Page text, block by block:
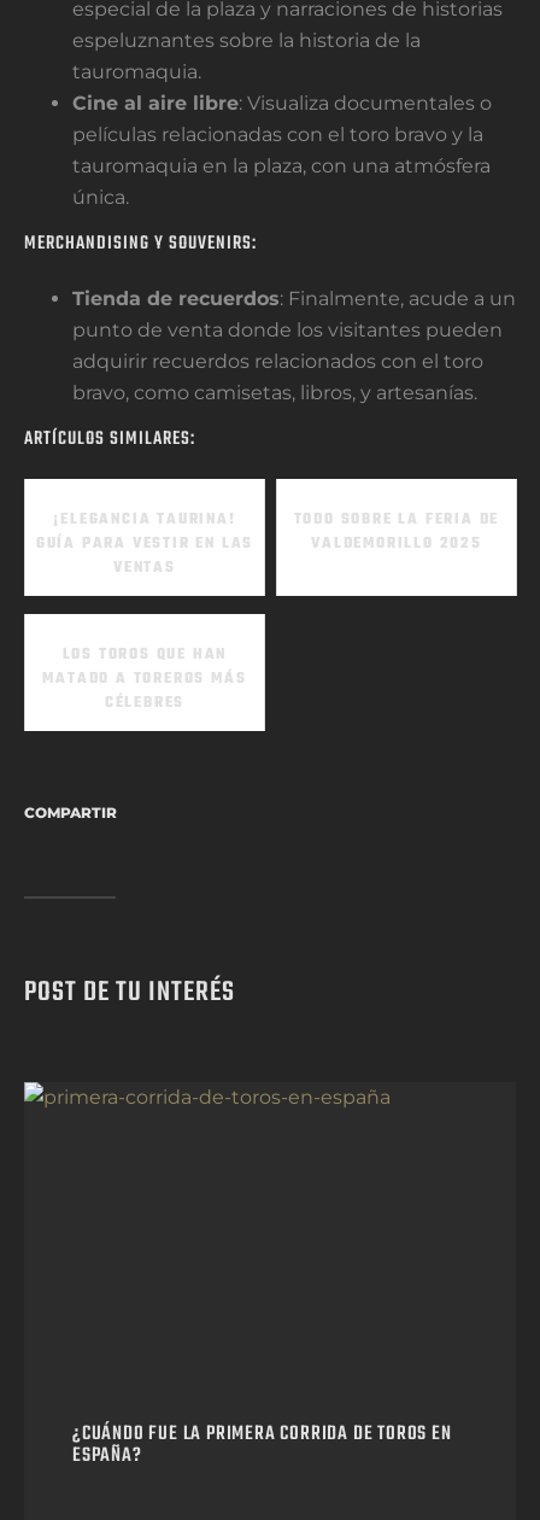
especial de la plaza y narraciones de historias
espeluznantes sobre la historia de la
tauromaquia.
Cine al aire libre: Visualiza documentales o
películas relacionadas con el toro bravo y la
tauromaquia en la plaza, con una atmósfera
única.
MERCHANDISING Y SOUVENIRS:
Tienda de recuerdos: Finalmente, acude a un
punto de venta donde los visitantes pueden
adquirir recuerdos relacionados con el toro
bravo, como camisetas, libros, y artesanías.
ARTÍCULOS SIMILARES:
¡ELEGANCIA TAURINA!
GUÍA PARA VESTIR EN LAS
VENTAS
TODO SOBRE LA FERIA DE
VALDEMORILLO 2025
LOS TOROS QUE HAN
MATADO A TOREROS MÁS
CÉLEBRES
COMPARTIR
POST DE TU INTERÉS
¿CUÁNDO FUE LA PRIMERA CORRIDA DE TOROS EN
ESPAÑA?